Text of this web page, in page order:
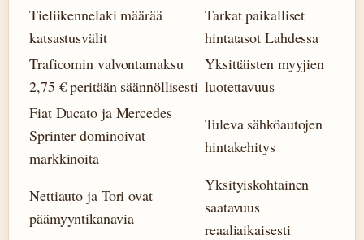
Tieliikennelaki määrää
katsastusvälit
Tarkat paikalliset
hintatasot Lahdessa
Traficomin valvontamaksu
2,75 € peritään säännöllisesti
Yksittäisten myyjien
luotettavuus
Fiat Ducato ja Mercedes
Sprinter dominoivat
markkinoita
Tuleva sähköautojen
hintakehitys
Nettiauto ja Tori ovat
päämyyntikanavia
Yksityiskohtainen
saatavuus
reaaliaikaisesti